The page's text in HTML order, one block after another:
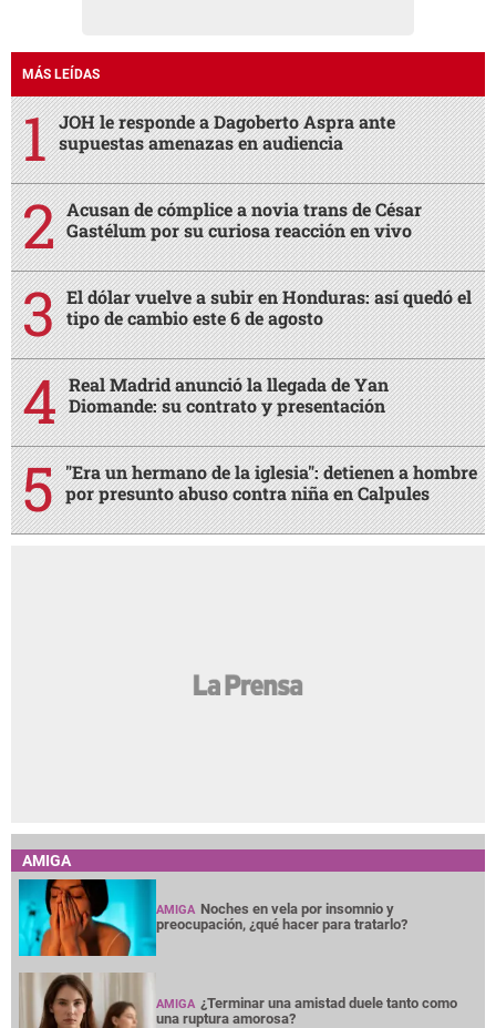
MÁS LEÍDAS
JOH le responde a Dagoberto Aspra ante
supuestas amenazas en audiencia
Acusan de cómplice a novia trans de César
Gastélum por su curiosa reacción en vivo
El dólar vuelve a subir en Honduras: así quedó el
tipo de cambio este 6 de agosto
Real Madrid anunció la llegada de Yan
Diomande: su contrato y presentación
"Era un hermano de la iglesia": detienen a hombre
por presunto abuso contra niña en Calpules
AMIGA
AMIGA Noches en vela por insomnio y
preocupación, ¿qué hacer para tratarlo?
AMIGA ¿Terminar una amistad duele tanto como
una ruptura amorosa?